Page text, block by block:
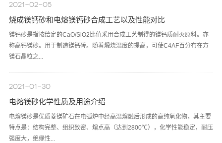
2021-02-05
烧成镁钙砂和电熔镁钙砂合成工艺以及性能对比
镁钙砂是指按给定的CaO/SiO2比值釆用合成工艺制得的镁钙质耐火原料。亦
称高钙镁砂。用于制造镁钙砖。随着煅烧温度的提高，可使C4AF百分布在方
镁石晶粒之...
2021-01-30
电熔镁砂化学性质及用途介绍
电熔镁砂是优质菱镁矿石在电弧炉中经高温熔融后形成的高纯氧化物，其主要
特点是：结构完整、组织致密、熔点高（达到2800℃），化学性能稳定，耐压
强度大，绝缘性...